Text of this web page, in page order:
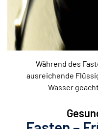
Während des
ausreichende
Wasser